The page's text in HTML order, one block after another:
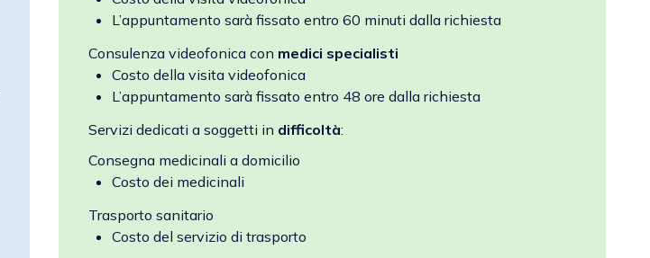
L’appuntamento sarà fissato entro 60 minuti dalla richiesta
Consulenza videofonica con medici specialisti
Costo della visita videofonica
L’appuntamento sarà fissato entro 48 ore dalla richiesta
Servizi dedicati a soggetti in difficoltà:
Consegna medicinali a domicilio
Costo dei medicinali
Trasporto sanitario
Costo del servizio di trasporto